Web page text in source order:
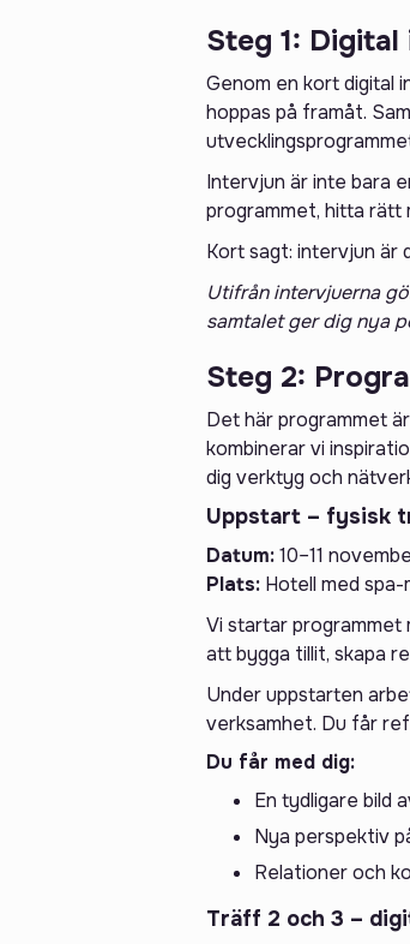
Steg 1:
Genom en kort digital
hoppas på framåt.
Intervjun är inte bara
programmet, hitta rätt
Kort sagt: intervjun är
Utifrån intervjuerna
samtalet ger dig nya
Steg 2:
Det här programmet
kombinerar vi
dig verktyg och
Uppstart – fysisk
Datum:10–11
Plats: Hotell med
Vi startar programmet
att bygga tillit, skapa
Under uppstarten
verksamhet. Du får
Du får med dig:
En tydligare bild
Nya perspektiv
Relationer och
Träff 2 och 3 –